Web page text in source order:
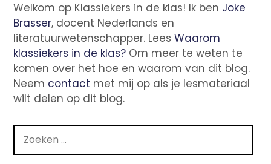
Welkom op Klassiekers in de klas! Ik ben Joke
Brasser, docent Nederlands en
literatuurwetenschapper. LeesWaarom
klassiekers in de klas? Om meer te weten te
komen over het hoe en waarom van dit blog.
Neem contact met mij op als je lesmateriaal
wilt delen op dit blog.
naar: